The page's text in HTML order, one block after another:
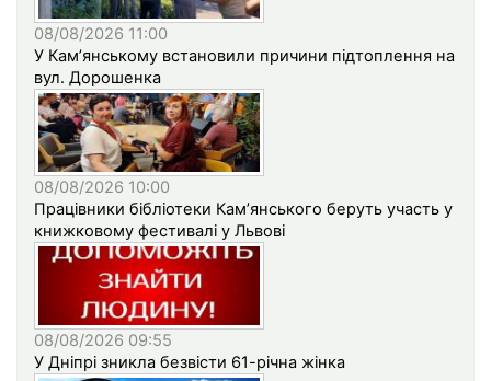
08/08/2026 11:00
У Кам’янському встановили причини підтоплення на
вул. Дорошенка
08/08/2026 10:00
Працівники бібліотеки Кам’янського беруть участь у
книжковому фестивалі у Львові
08/08/2026 09:55
У Дніпрі зникла безвісти 61-річна жінка